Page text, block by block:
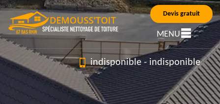
Devis gratuit
MENU
indisponible -indisponible